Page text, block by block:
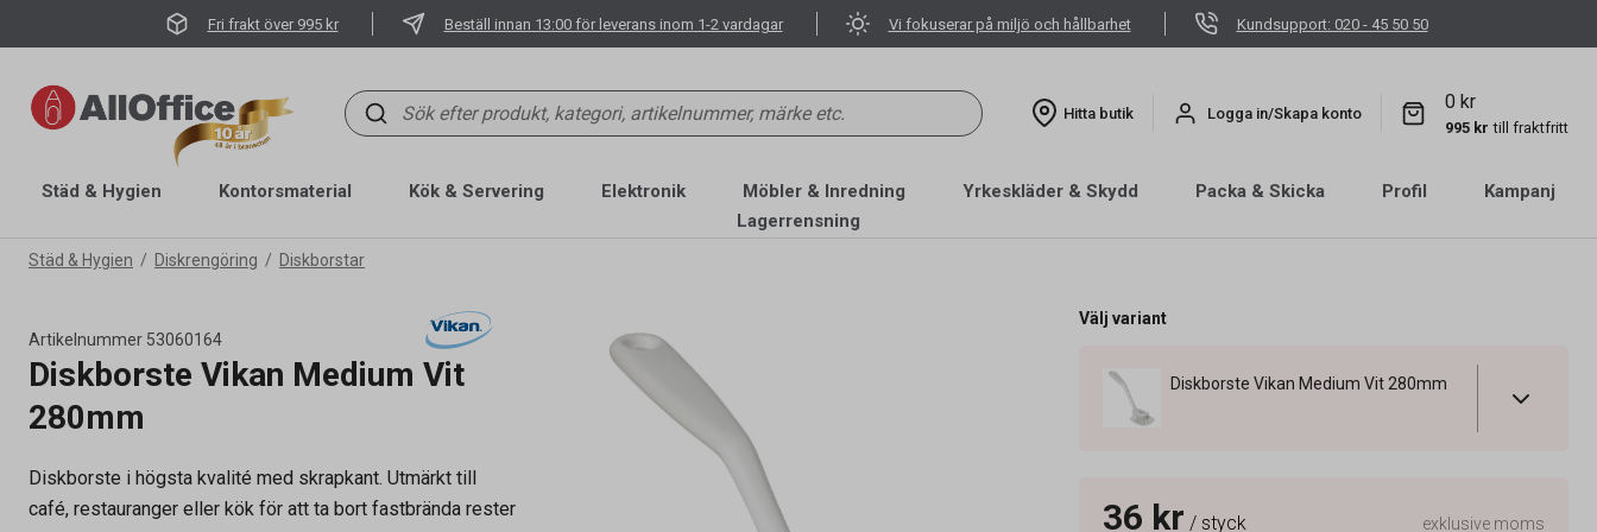
Fri frakt över 995 kr Beställ innan 13:00 för leverans inom 1-2 vardagar Vi fokuserar på miljö och hållbarhet Kundsupport: 020 - 45 50 50
Hitta butik Logga in/Skapa konto
0 kr
995 kr till fraktfritt
Städ & Hygien Kontorsmaterial Kök & Servering Elektronik Möbler & Inredning Yrkeskläder & Skydd Packa & Skicka Profil
Kampanj
Lagerrensning
Städ & Hygien Diskrengöring Diskborstar
Artikelnummer 53060164
Diskborste Vikan Medium Vit
280mm
Diskborste i högsta kvalité med skrapkant. Utmärkt till
café, restauranger eller kök för att ta bort fastbrända rester
Artikelnummer 53060164
Välj variant
Diskborste Vikan Medium Vit 280mm
36 kr / styck exklusive moms